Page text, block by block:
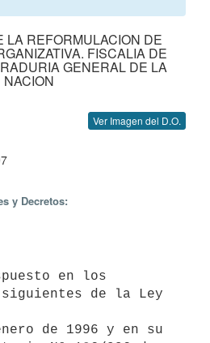
LA REFORMULACION DE
FISCALIA DE
GENERAL DE LA
NACION
Ver Imagen del D.O.
y Decretos:
de la Ley
de 1996 y en su